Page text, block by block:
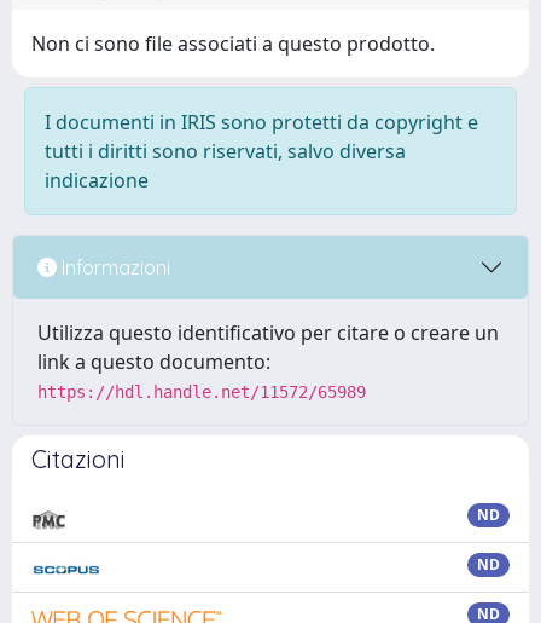
Non ci sono file associati a questo prodotto.
I documenti in IRIS sono protetti da copyright e
tutti i diritti sono riservati, salvo diversa
indicazione
Informazioni
Utilizza questo identificativo per citare o creare un
link a questo documento:
https://hdl.handle.net/11572/65989
Citazioni
ND
ND
ND